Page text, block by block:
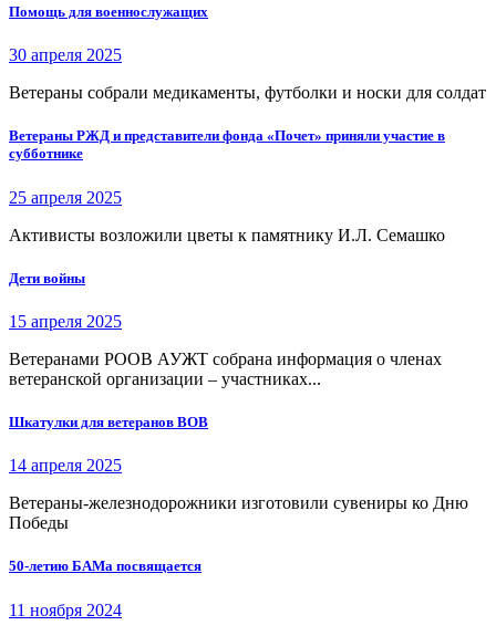
Помощь для военнослужащих
30 апреля 2025
Ветераны собрали медикаменты, футболки и носки для солдат
Ветераны РЖД и представители фонда «Почет» приняли участие в
субботнике
25 апреля 2025
Активисты возложили цветы к памятнику И.Л. Семашко
Дети войны
15 апреля 2025
Ветеранами РООВ АУЖТ собрана информация о членах
ветеранской организации – участниках...
Шкатулки для ветеранов ВОВ
14 апреля 2025
Ветераны-железнодорожники изготовили сувениры ко Дню
Победы
50-летию БАМа посвящается
11 ноября 2024